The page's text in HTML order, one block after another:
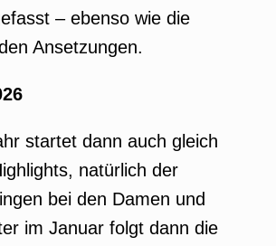
– ebenso wie die
Ansetzungen.
startet dann auch gleich
natürlich der
bei den Damen und
im Januar folgt dann die